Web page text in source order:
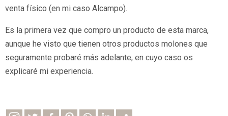
venta físico (en mi caso Alcampo).
Es la primera vez que compro un producto de esta marca,
aunque he visto que tienen otros productos molones que
seguramente probaré más adelante, en cuyo caso os
explicaré mi experiencia.